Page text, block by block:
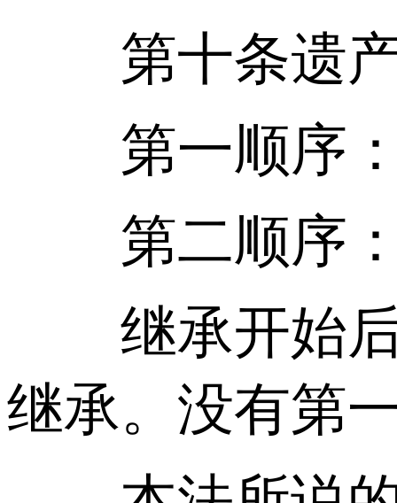
第十条遗产
第一顺序：
第二顺序：
继承开始后
继承。没有第